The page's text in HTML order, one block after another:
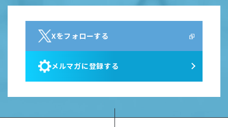
Xをフォローする
メルマガに登録する